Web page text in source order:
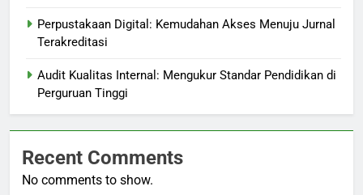
Perpustakaan Digital: Kemudahan Akses Menuju Jurnal
Terakreditasi
Audit Kualitas Internal: Mengukur Standar Pendidikan di
Perguruan Tinggi
Recent Comments
No comments to show.